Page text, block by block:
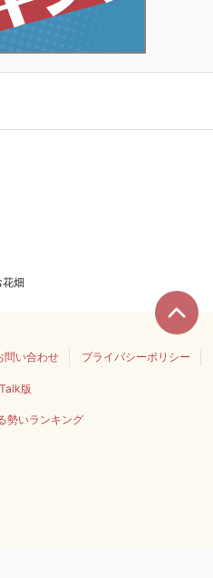
花畑
問い合わせ プライバシーポリシー
Talk版
勢いランキング